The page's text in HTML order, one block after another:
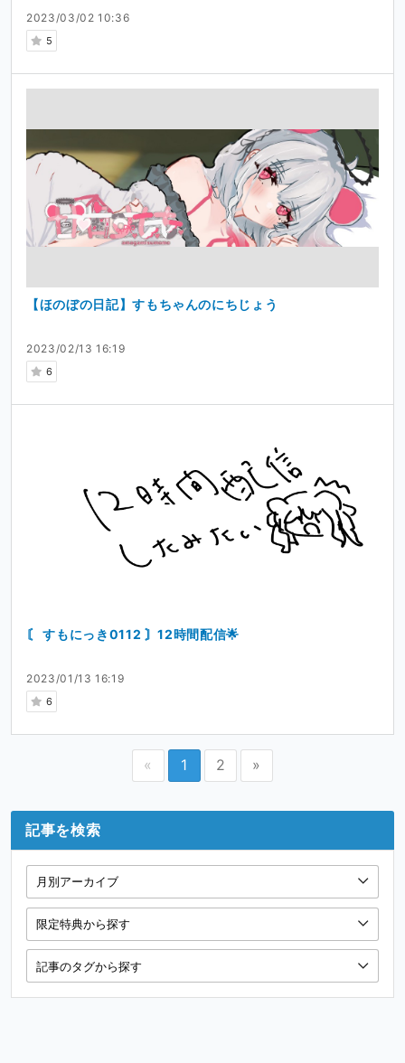
2023/03/02 10:36
5
2023/02/13 16:19
6
【ほのぼの日記】すもちゃんのにちじょう
2023/01/13 16:19
6
〘 すもにっき0112 〙12時間配信🌟
« 1 2 »
記事を検索